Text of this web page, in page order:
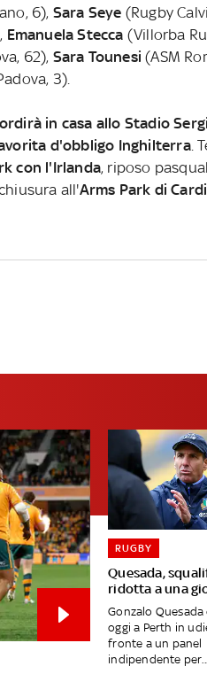
6), Sara Seye (Rugby
Emanuela Stecca (Villorba
62), Sara Tounesi (ASM
3).
in casa allo Stadio
d'obbligo Inghilterra.
con l'Irlanda, riposo
all'Arms Park di
Quesada,
ridotta a una
RUGBY
Gonzalo Quesada
oggi a Perth in
fronte a un panel
indipendente per...